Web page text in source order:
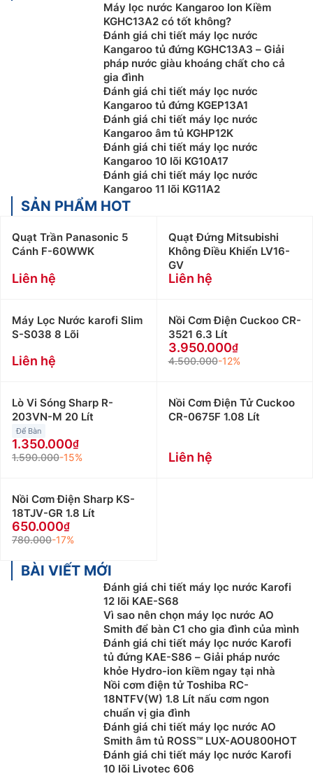
Máy lọc nước Kangaroo Ion Kiềm
KGHC13A2 có tốt không?
Đánh giá chi tiết máy lọc nước
Kangaroo tủ đứng KGHC13A3 – Giải
pháp nước giàu khoáng chất cho cả
gia đình
Đánh giá chi tiết máy lọc nước
Kangaroo tủ đứng KGEP13A1
Đánh giá chi tiết máy lọc nước
Kangaroo âm tủ KGHP12K
Đánh giá chi tiết máy lọc nước
Kangaroo 10 lõi KG10A17
Đánh giá chi tiết máy lọc nước
Kangaroo 11 lõi KG11A2
SẢN PHẨM HOT
Quạt Trần Panasonic 5
Cánh F-60WWK
Liên hệ
Quạt Đứng Mitsubishi
Không Điều Khiển LV16-
GV
Liên hệ
Máy Lọc Nước karofi Slim
S-S038 8 Lõi
Liên hệ
Nồi Cơm Điện Cuckoo CR-
3521 6.3 Lít
3.950.000
4.500.000-12%
Lò Vi Sóng Sharp R-
203VN-M 20 Lít
Để Bàn
1.350.000
1.590.000-15%
Nồi Cơm Điện Tử Cuckoo
CR-0675F 1.08 Lít
Liên hệ
Nồi Cơm Điện Sharp KS-
18TJV-GR 1.8 Lít
650.000
780.000-17%
BÀI VIẾT MỚI
Đánh giá chi tiết máy lọc nước Karofi
12 lõi KAE-S68
Vì sao nên chọn máy lọc nước AO
Smith để bàn C1 cho gia đình của mình
Đánh giá chi tiết máy lọc nước Karofi
tủ đứng KAE-S86 – Giải pháp nước
khỏe Hydro-ion kiềm ngay tại nhà
Nồi cơm điện tử Toshiba RC-
18NTFV(W) 1.8 Lít nấu cơm ngon
chuẩn vị gia đình
Đánh giá chi tiết máy lọc nước AO
Smith âm tủ ROSS™ LUX-AOU800HOT
Đánh giá chi tiết máy lọc nước Karofi
10 lõi Livotec 606